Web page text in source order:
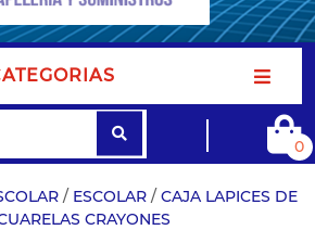
0
/ ESCOLAR / CAJA LAPICES DE
CRAYONES